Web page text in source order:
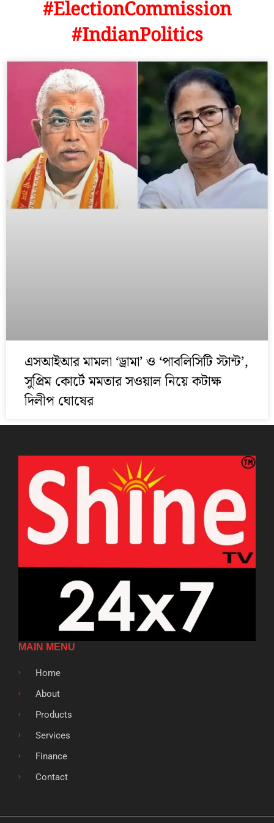
#ElectionCommission
#IndianPolitics
এসআইআর মামলা ‘ড্রামা’ ও ‘পাবলিসিটি স্টান্ট’,
সুপ্রিম কোর্টে মমতার সওয়াল নিয়ে কটাক্ষ
দিলীপ ঘোষের
MAIN MENU
Home
About
Products
Services
Finance
Contact